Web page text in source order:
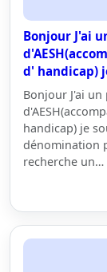
Bonjour J'ai
d' handicap)
Bonjour J'ai
handicap) je
dénomination
recherche un…